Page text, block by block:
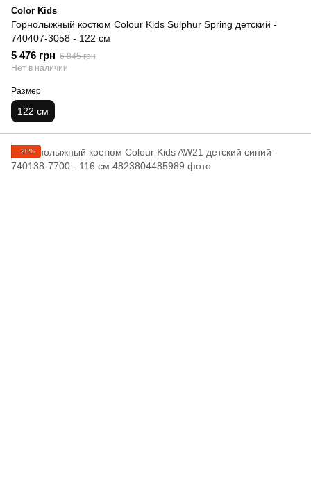
Color Kids
Горнолыжный костюм Colour Kids Sulphur Spring детский -
740407-3058 - 122 см
5 476 грн 6 845 грн
Нет в наличии
Размер
122 см
−20%